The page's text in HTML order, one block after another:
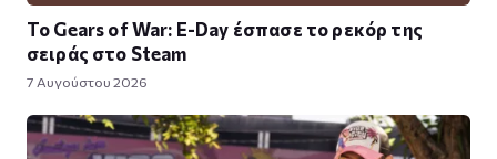
Το Gears of War: E-Day έσπασε το ρεκόρ της
σειράς στο Steam
7 Αυγούστου 2026